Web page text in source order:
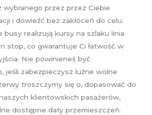
wybranego przez przez Ciebie
i dowieźć bez zakłóceń do celu.
busy realizują kursy na szlaku linia
stop, co gwarantuje Ci łatwość w
Nie powinieneś być
jeśli zabezpieczysz luźne wolne
troszczymy się o, dopasować do
klientowskich pasażerów,
dostępne daty przemieszczeń.